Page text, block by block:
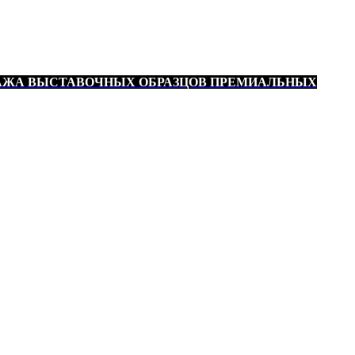
ВЫСТАВОЧНЫХ ОБРАЗЦОВ ПРЕМИАЛЬНЫХ